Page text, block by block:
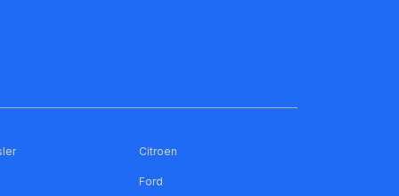
Citroen
Ford